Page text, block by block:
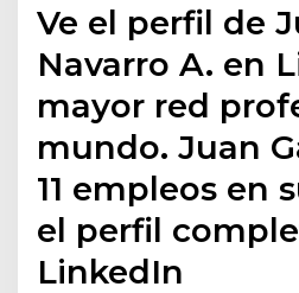
Ve el perfil de
Navarro A. en
mayor red
mundo. Juan
11 empleos en
el perfil
LinkedIn